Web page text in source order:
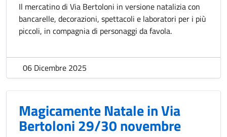
Il mercatino di Via Bertoloni in versione natalizia con
bancarelle, decorazioni, spettacoli e laboratori per i più
piccoli, in compagnia di personaggi da favola.
06 Dicembre 2025
Magicamente Natale in Via
Bertoloni 29/30 novembre